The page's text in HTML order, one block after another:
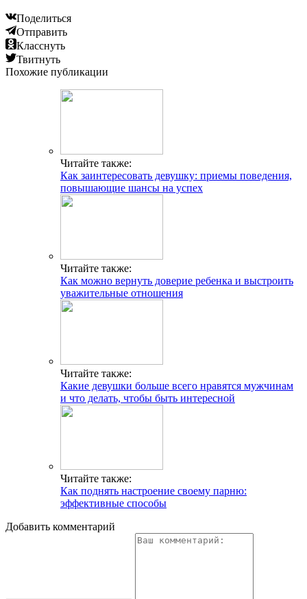
Поделиться
Отправить
Класснуть
Твитнуть
Похожие публикации
Читайте также:
Как заинтересовать девушку: приемы поведения,
повышающие шансы на успех
Читайте также:
Как можно вернуть доверие ребенка и выстроить
уважительные отношения
Читайте также:
Какие девушки больше всего нравятся мужчинам
и что делать, чтобы быть интересной
Читайте также:
Как поднять настроение своему парню:
эффективные способы
Добавить комментарий